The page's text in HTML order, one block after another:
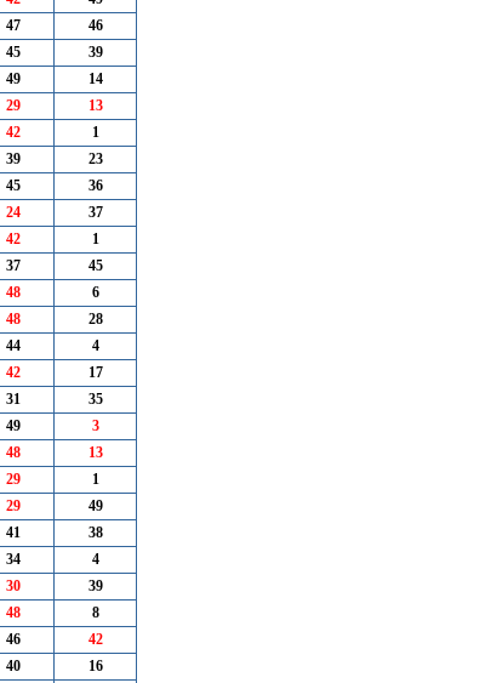
47
46
45
39
49
14
29
13
42
1
39
23
45
36
24
37
42
1
37
45
48
6
48
28
44
4
42
17
31
35
49
3
48
13
29
1
29
49
41
38
34
4
30
39
48
8
46
42
40
16